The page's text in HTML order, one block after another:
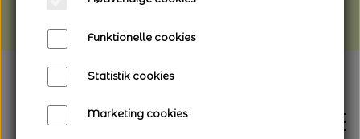
Vi gør opmærksom på, at der kan være lidt
længere leveringstid
Funktionelle cookies
Statistik cookies
Marketing cookies